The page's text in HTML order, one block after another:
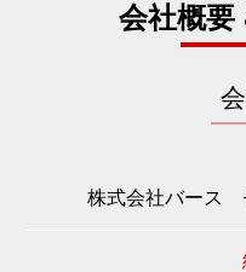
会社概要
株式会社バース